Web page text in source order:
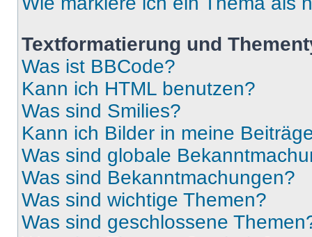
Textformatierung und
Was ist BBCode?
Kann ich HTML benutzen?
Was sind Smilies?
Kann ich Bilder in meine
Was sind globale
Was sind Bekanntmachungen?
Was sind wichtige Themen?
Was sind geschlossene